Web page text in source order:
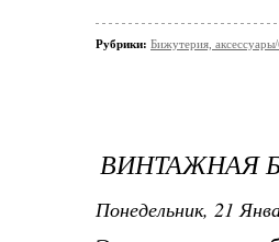
Рубрики: Бижутерия,
ВИНТАЖНАЯ
Понедельник, 21